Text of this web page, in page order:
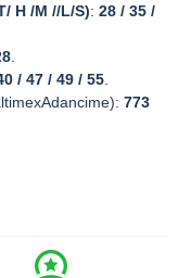
H /M //L/S): 28 / 35 /
/ 47 / 49 / 55
773